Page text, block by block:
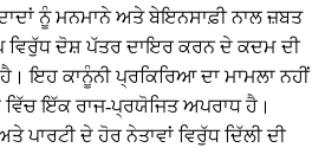
ਨੂੰ ਮਨਮਾਨੇ ਅਤੇ ਬੇਇਨਸਾਫ਼ੀ ਨਾਲ ਜ਼ਬਤ
ਵਿਰੁੱਧ ਦੋਸ਼ ਪੱਤਰ ਦਾਇਰ ਕਰਨ ਦੇ ਕਦਮ ਦੀ
ਇਹ ਕਾਨੂੰਨੀ ਪ੍ਰਕਿਰਿਆ ਦਾ ਮਾਮਲਾ ਨਹੀਂ
ਇੱਕ ਰਾਜ-ਪ੍ਰਯੋਜਿਤ ਅਪਰਾਧ ਹੈ।
ਪਾਰਟੀ ਦੇ ਹੋਰ ਨੇਤਾਵਾਂ ਵਿਰੁੱਧ ਦਿੱਲੀ ਦੀ